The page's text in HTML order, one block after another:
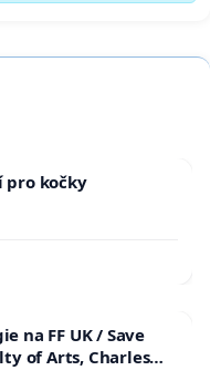
pro kočky
na FF UK / Save
of Arts, Charles